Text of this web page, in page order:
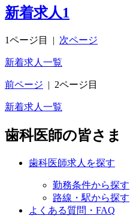
新着求人1
1ページ目 | 次ページ
新着求人一覧
前ページ | 2ページ目
新着求人一覧
歯科医師の皆さま
歯科医師求人を探す
勤務条件から探す
路線・駅から探す
よくある質問・FAQ